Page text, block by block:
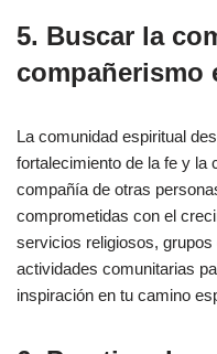
5. Buscar la
compañerismo
La comunidad espiritual
fortalecimiento de la fe y la
compañía de otras
comprometidas con el
servicios religiosos,
actividades comunitarias
inspiración en tu camino